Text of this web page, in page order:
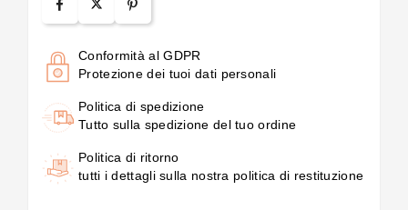
Conformità al GDPR
Protezione dei tuoi dati personali
Politica di spedizione
Tutto sulla spedizione del tuo ordine
Politica di ritorno
tutti i dettagli sulla nostra politica di restituzione